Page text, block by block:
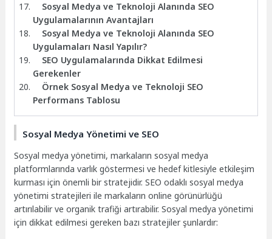
Sosyal Medya ve Teknoloji Alanında SEO
Uygulamalarının Avantajları
Sosyal Medya ve Teknoloji Alanında SEO
Uygulamaları Nasıl Yapılır?
SEO Uygulamalarında Dikkat Edilmesi
Gerekenler
Örnek Sosyal Medya ve Teknoloji SEO
Performans Tablosu
Sosyal Medya Yönetimi ve SEO
Sosyal medya yönetimi, markaların sosyal medya
platformlarında varlık göstermesi ve hedef kitlesiyle etkileşim
kurması için önemli bir stratejidir. SEO odaklı sosyal medya
yönetimi stratejileri ile markaların online görünürlüğü
artırılabilir ve organik trafiği artırabilir. Sosyal medya yönetimi
için dikkat edilmesi gereken bazı stratejiler şunlardır: